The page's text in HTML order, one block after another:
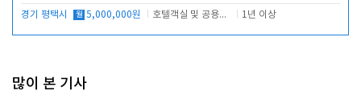
경기 평택시 월 5,000,000원 호텔객실 및 공용시설 청소 관리 1년 이상
많이 본 기사